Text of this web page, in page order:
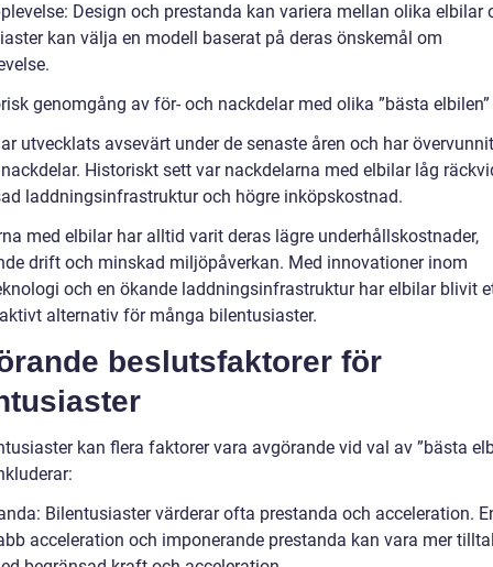
Design och prestanda kan variera mellan olika elbilar
kan välja en modell baserat på deras önskemål om
genomgång av för- och nackdelar med olika ”bästa elbilen”
utvecklats avsevärt under de senaste åren och har
Historiskt sett var nackdelarna med elbilar låg
laddningsinfrastruktur och högre inköpskostnad.
med elbilar har alltid varit deras lägre underhållskostnader,
drift och minskad miljöpåverkan. Med innovationer inom
och en ökande laddningsinfrastruktur har elbilar blivit
alternativ för många bilentusiaster.
beslutsfaktorer för
kan flera faktorer vara avgörande vid val av ”bästa
Bilentusiaster värderar ofta prestanda och acceleration.
acceleration och imponerande prestanda kan vara mer